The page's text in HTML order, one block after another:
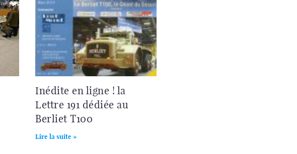
Inédite en ligne ! la
Lettre 191 dédiée au
Berliet T100
Lire la suite »